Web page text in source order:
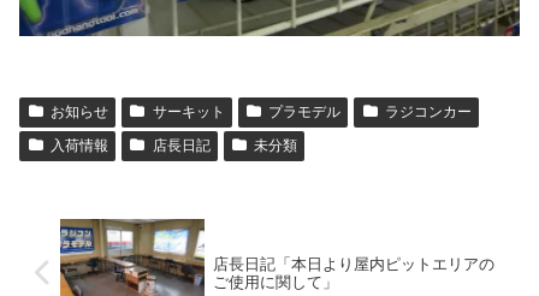
お知らせ サーキット プラモデル
ラジコンカー
入荷情報
店長日記 未分類
店長日記「本日より屋内ピットエリアの
ご使用に関して」